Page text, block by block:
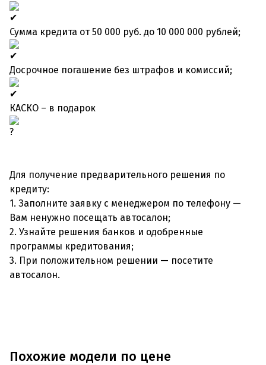
Сумма кредита от 50 000 руб. до 10 000 000 рублей;
Досрочное погашение без штрафов и комиссий;
КАСКО – в подарок
Для получение предварительного решения по
кредиту:
1. Заполните заявку с менеджером по телефону —
Вам ненужно посещать автосалон;
2. Узнайте решения банков и одобренные
программы кредитования;
3. При положительном решении — посетите
автосалон.
Похожие модели по цене